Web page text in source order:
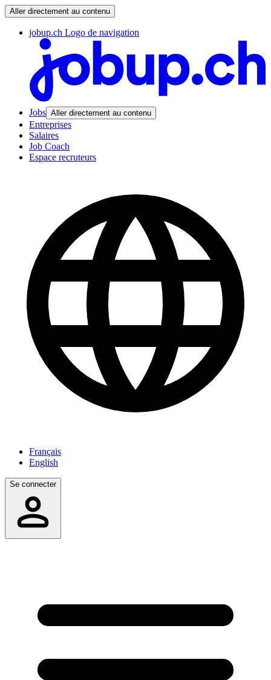
Aller directement au contenu
jobup.ch Logo de navigation
Jobs Aller directement au contenu
Entreprises
Salaires
Job Coach
Espace recruteurs
Français
English
Se connecter